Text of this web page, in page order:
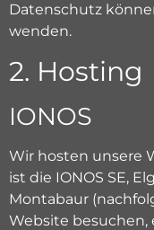
Datenschutz
wenden.
2. Hosting
IONOS
Wir hosten unsere
ist die IONOS SE,
Montabaur
Website besuchen,